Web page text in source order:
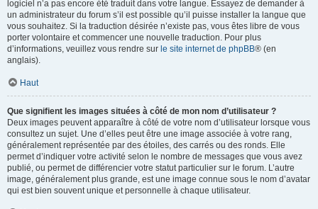
logiciel n’a pas encore été traduit dans votre langue. Essayez de demander à
un administrateur du forum s’il est possible qu’il puisse installer la langue que
vous souhaitez. Si la traduction désirée n’existe pas, vous êtes libre de vous
porter volontaire et commencer une nouvelle traduction. Pour plus
d’informations, veuillez vous rendre sur le site internet de phpBB® (en
anglais).
Haut
Que signifient les images situées à côté de mon nom d’utilisateur ?
Deux images peuvent apparaître à côté de votre nom d’utilisateur lorsque vous
consultez un sujet. Une d’elles peut être une image associée à votre rang,
généralement représentée par des étoiles, des carrés ou des ronds. Elle
permet d’indiquer votre activité selon le nombre de messages que vous avez
publié, ou permet de différencier votre statut particulier sur le forum. L’autre
image, généralement plus grande, est une image connue sous le nom d’avatar
qui est bien souvent unique et personnelle à chaque utilisateur.